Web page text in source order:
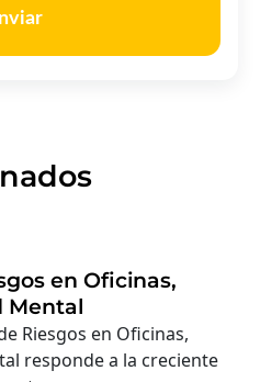
en Oficinas,
Mental
Riesgos en Oficinas,
responde a la creciente